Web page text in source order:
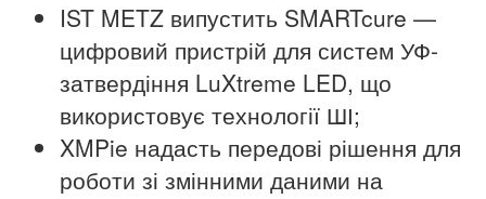
IST METZ випустить SMARTcure —
цифровий пристрій для систем УФ-
затвердіння LuXtreme LED, що
використовує технології ШІ;
XMPie надасть передові рішення для
роботи зі змінними даними на